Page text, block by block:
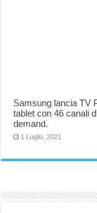
Samsung lancia TV
tablet con 46 canali
demand.
1 Luglio, 2021